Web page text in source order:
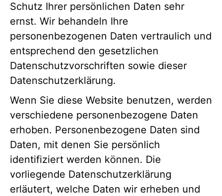
Schutz Ihrer persönlichen Daten sehr
ernst. Wir behandeln Ihre
personenbezogenen Daten vertraulich und
entsprechend den gesetzlichen
Datenschutzvorschriften sowie dieser
Datenschutzerklärung.
Wenn Sie diese Website benutzen, werden
verschiedene personenbezogene Daten
erhoben. Personenbezogene Daten sind
Daten, mit denen Sie persönlich
identifiziert werden können. Die
vorliegende Datenschutzerklärung
erläutert, welche Daten wir erheben und